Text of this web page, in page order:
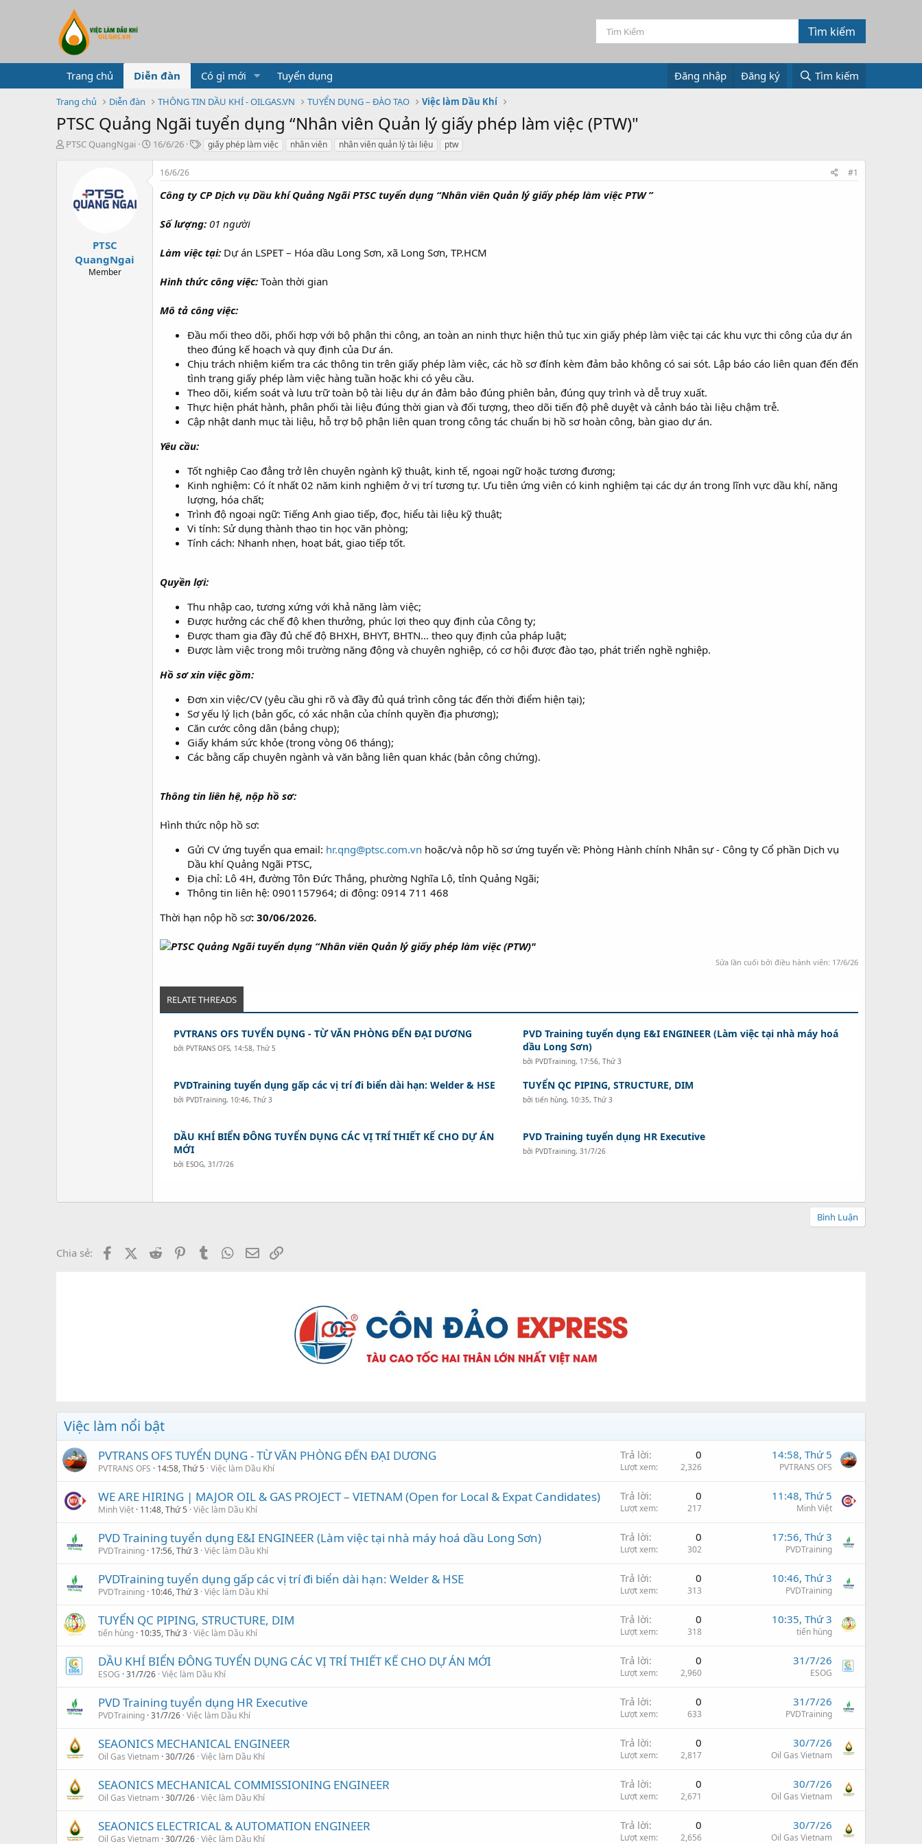
Trang chủ Diễn đàn Có gì mới Tuyển dụng Đăng nhập Đăng ký Tìm kiếm
Trang chủ Diễn đàn THÔNG TIN DẦU KHÍ - OILGAS.VN TUYỂN DỤNG – ĐÀO TẠO Việc làm Dầu Khí
PTSC Quảng Ngãi tuyển dụng “Nhân viên Quản lý giấy phép làm việc (PTW)"
T
PTSC QuangNgai
N
16/6/26
T
ó
giấy phép làm việc nhân viên nhân viên quản lý tài liệu ptw
PTSC
QuangNgai
Member
16/6/26 #1
Công ty CP Dịch vụ Dầu khí Quảng Ngãi PTSC tuyển dụng “Nhân viên Quản lý giấy phép làm việc PTW ”
Số lượng: 01 người
Làm việc tại: Dự án LSPET – Hóa dầu Long Sơn, xã Long Sơn, TP.HCM
Hình thức công việc: Toàn thời gian
Mô tả công việc:
Đầu mối theo dõi, phối hợp với bộ phận thi công, an toàn an ninh thực hiện thủ tục xin giấy phép làm việc tại các khu vực thi công của dự án
theo đúng kế hoạch và quy định của Dư án.
Chịu trách nhiệm kiểm tra các thông tin trên giấy phép làm việc, các hồ sơ đính kèm đảm bảo không có sai sót. Lập báo cáo liên quan đến đến
tình trạng giấy phép làm việc hàng tuần hoặc khi có yêu cầu.
Theo dõi, kiểm soát và lưu trữ toàn bộ tài liệu dự án đảm bảo đúng phiên bản, đúng quy trình và dễ truy xuất.
Thực hiện phát hành, phân phối tài liệu đúng thời gian và đối tượng, theo dõi tiến độ phê duyệt và cảnh báo tài liệu chậm trễ.
Cập nhật danh mục tài liệu, hỗ trợ bộ phận liên quan trong công tác chuẩn bị hồ sơ hoàn công, bàn giao dự án.
Yêu cầu:
Tốt nghiệp Cao đẳng trở lên chuyên ngành kỹ thuật, kinh tế, ngoại ngữ hoặc tương đương;
Kinh nghiệm: Có ít nhất 02 năm kinh nghiệm ở vị trí tương tự. Ưu tiên ứng viên có kinh nghiệm tại các dự án trong lĩnh vực dầu khí, năng
lượng, hóa chất;
Trình độ ngoại ngữ: Tiếng Anh giao tiếp, đọc, hiểu tài liệu kỹ thuật;
Vi tính: Sử dụng thành thạo tin học văn phòng;
Tính cách: Nhanh nhẹn, hoạt bát, giao tiếp tốt.
Quyền lợi:
Thu nhập cao, tương xứng với khả năng làm việc;
Được hưởng các chế độ khen thưởng, phúc lợi theo quy định của Công ty;
Được tham gia đầy đủ chế độ BHXH, BHYT, BHTN… theo quy định của pháp luật;
Được làm việc trong môi trường năng động và chuyên nghiệp, có cơ hội được đào tạo, phát triển nghề nghiệp.
Hồ sơ xin việc gồm:
Đơn xin việc/CV (yêu cầu ghi rõ và đầy đủ quá trình công tác đến thời điểm hiện tại);
Sơ yếu lý lịch (bản gốc, có xác nhận của chính quyền địa phương);
Căn cước công dân (bảng chụp);
Giấy khám sức khỏe (trong vòng 06 tháng);
Các bằng cấp chuyên ngành và văn bằng liên quan khác (bản công chứng).
Thông tin liên hệ, nộp hồ sơ:
Hình thức nộp hồ sơ:
Gửi CV ứng tuyển qua email: hr.qng@ptsc.com.vn hoặc/và nộp hồ sơ ứng tuyển về: Phòng Hành chính Nhân sự - Công ty Cổ phần Dịch vụ
Dầu khí Quảng Ngãi PTSC,
Địa chỉ: Lô 4H, đường Tôn Đức Thắng, phường Nghĩa Lộ, tỉnh Quảng Ngãi;
Thông tin liên hệ: 0901157964; di động: 0914 711 468
Thời hạn nộp hồ sơ: 30/06/2026.
Sửa lần cuối bởi điều hành viên: 17/6/26
RELATE THREADS
PVTRANS OFS TUYỂN DỤNG - TỪ VĂN PHÒNG ĐẾN ĐẠI DƯƠNG
bởi PVTRANS OFS, 14:58, Thứ 5
PVD Training tuyển dụng E&I ENGINEER (Làm việc tại nhà máy hoá
dầu Long Sơn)
bởi PVDTraining, 17:56, Thứ 3
PVDTraining tuyển dụng gấp các vị trí đi biển dài hạn: Welder & HSE
bởi PVDTraining, 10:46, Thứ 3
TUYỂN QC PIPING, STRUCTURE, DIM
bởitiến hùng, 10:35, Thứ 3
DẦU KHÍ BIỂN ĐÔNG TUYỂN DỤNG CÁC VỊ TRÍ THIẾT KẾ CHO DỰ ÁN
MỚI
bởi ESOG,31/7/26
PVD Training tuyển dụng HR Executive
bởi PVDTraining,31/7/26
Bình Luận
Chia sẻ: FacebookX (Twitter)
Reddit PinterestTumblrWhatsApp
Email
Việc làm nổi bật
PVTRANS OFS TUYỂN DỤNG - TỪ VĂN PHÒNG ĐẾN ĐẠI DƯƠNG
PVTRANS OFS 14:58, Thứ 5 Việc làm Dầu Khí
Trả lời 0
Lượt xem 2,326
14:58, Thứ 5
PVTRANS OFS
WE ARE HIRING | MAJOR OIL & GAS PROJECT – VIETNAM (Open for Local & Expat Candidates)
Minh Việt 11:48, Thứ 5 Việc làm Dầu Khí
Trả lời 0
Lượt xem 217
11:48, Thứ 5
Minh Việt
PVD Training tuyển dụng E&I ENGINEER (Làm việc tại nhà máy hoá dầu Long Sơn)
PVDTraining 17:56, Thứ 3 Việc làm Dầu Khí
Trả lời 0
Lượt xem 302
17:56, Thứ 3
PVDTraining
PVDTraining tuyển dụng gấp các vị trí đi biển dài hạn: Welder & HSE
PVDTraining 10:46, Thứ 3 Việc làm Dầu Khí
Trả lời 0
Lượt xem 313
10:46, Thứ 3
PVDTraining
TUYỂN QC PIPING, STRUCTURE, DIM
tiến hùng 10:35, Thứ 3 Việc làm Dầu Khí
Trả lời 0
Lượt xem 318
10:35, Thứ 3
tiến hùng
DẦU KHÍ BIỂN ĐÔNG TUYỂN DỤNG CÁC VỊ TRÍ THIẾT KẾ CHO DỰ ÁN MỚI
ESOG 31/7/26 Việc làm Dầu Khí
Trả lời 0
Lượt xem 2,960
31/7/26
ESOG
PVD Training tuyển dụng HR Executive
PVDTraining 31/7/26 Việc làm Dầu Khí
Trả lời 0
Lượt xem 633
31/7/26
PVDTraining
SEAONICS MECHANICAL ENGINEER
Oil Gas Vietnam 30/7/26 Việc làm Dầu Khí
Trả lời 0
Lượt xem 2,817
30/7/26
Oil Gas Vietnam
SEAONICS MECHANICAL COMMISSIONING ENGINEER
Oil Gas Vietnam 30/7/26 Việc làm Dầu Khí
Trả lời 0
Lượt xem 2,671
30/7/26
Oil Gas Vietnam
SEAONICS ELECTRICAL & AUTOMATION ENGINEER
Oil Gas Vietnam 30/7/26 Việc làm Dầu Khí
Trả lời 0
Lượt xem 2,656
30/7/26
Oil Gas Vietnam